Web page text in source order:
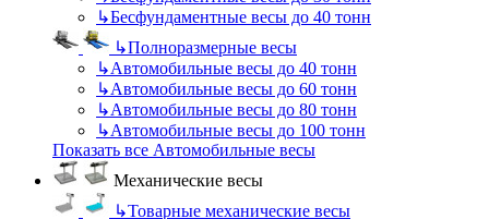
↳Бесфундаментные весы до 40 тонн
↳Полноразмерные весы
↳Автомобильные весы до 40 тонн
↳Автомобильные весы до 60 тонн
↳Автомобильные весы до 80 тонн
↳Автомобильные весы до 100 тонн
Показать все Автомобильные весы
Механические весы
↳Товарные механические весы